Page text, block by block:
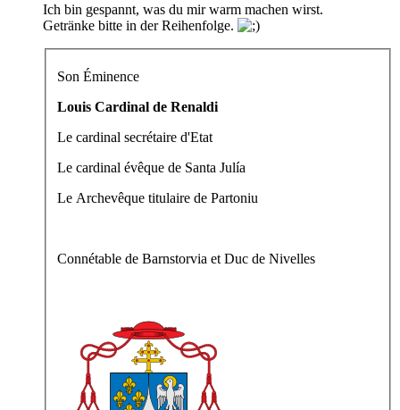
Ich bin gespannt, was du mir warm machen wirst.
Getränke bitte in der Reihenfolge.
Son Éminence
Louis Cardinal de Renaldi
Le cardinal secrétaire d'Etat
Le cardinal évêque de Santa Julía
Le Archevêque titulaire de Partoniu
Connétable de Barnstorvia et Duc de Nivelles